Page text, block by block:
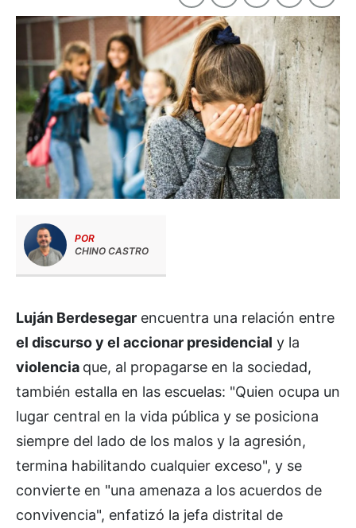
POR
CHINO CASTRO
Luján Berdesegar encuentra una relación entre
el discurso y el accionar presidencial y la
violencia que, al propagarse en la sociedad,
también estalla en las escuelas: "Quien ocupa un
lugar central en la vida pública y se posiciona
siempre del lado de los malos y la agresión,
termina habilitando cualquier exceso", y se
convierte en "una amenaza a los acuerdos de
convivencia", enfatizó la jefa distrital de